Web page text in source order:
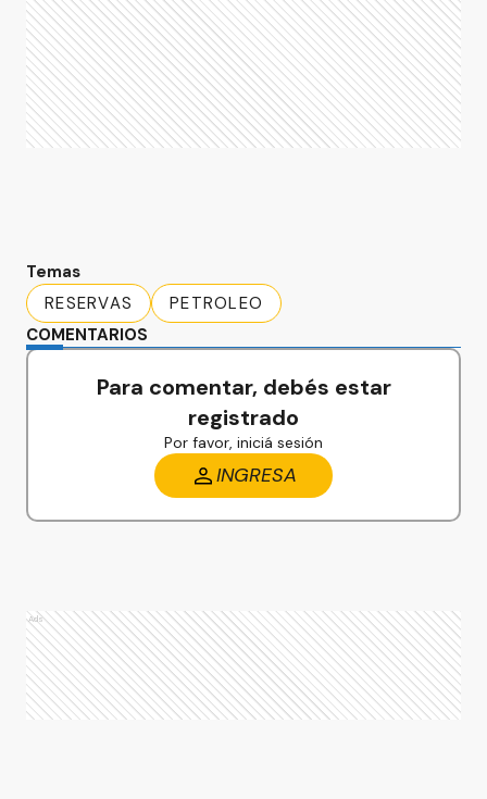
Temas
RESERVAS
PETROLEO
COMENTARIOS
Para comentar, debés estar
registrado
Por favor, iniciá sesión
INGRESA
Ads